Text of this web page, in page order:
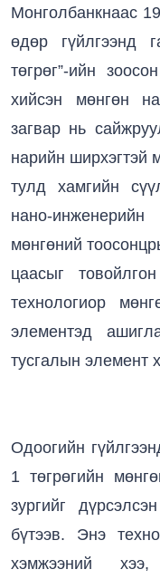
Монголбанкнаас
өдөр гүйлгээнд
төгрөг”-ийн
хийсэн мөнгөн
загвар нь
нарийн ширхэгтэй
тулд хамгийн
нано-
мөнгөний
цаасыг
технологиор
элементэд
тусгалын элемент
Одоогийн
1 төгрөгийн
зургийг
бүтээв. Энэ
хэмжээний